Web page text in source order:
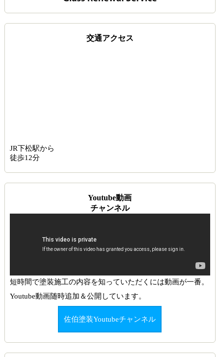
交通アクセス
JR下松駅から
徒歩12分
Youtube動画
チャンネル
短時間で塗装施工の内容を知っていただくには動画が一番。
Youtube動画随時追加＆公開しています。
佐伯塗装Youtubeチャンネル